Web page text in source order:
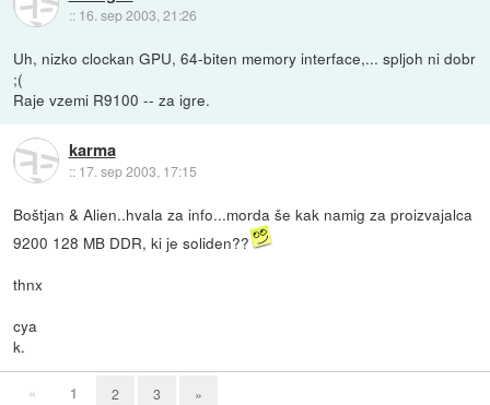
:: 16. sep 2003, 21:26
Uh, nizko clockan GPU, 64-biten memory interface,... spljoh ni dobr
;(
Raje vzemi R9100 -- za igre.
karma
:: 17. sep 2003, 17:15
Boštjan & Alien..hvala za info...morda še kak namig za proizvajalca
9200 128 MB DDR, ki je soliden??
thnx
cya
k.
« 1 2 3 »